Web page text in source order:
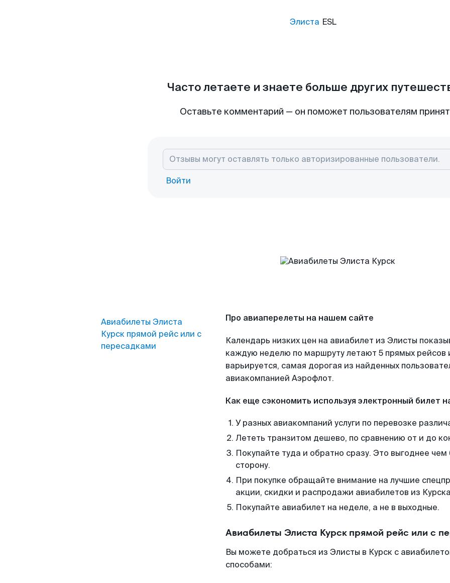
Элиста ESL
Часто летаете и знаете больше других
Оставьте комментарий — он поможет пользователям
Войти
Авиабилеты Элиста
Курск прямой рейс или с
пересадками
Про авиаперелеты на нашем сайте
Календарь низких цен на авиабилет из Элисты
каждую неделю по маршруту летают 5 прямых рейсов
варьируется, самая дорогая из найденных
авиакомпанией Аэрофлот.
Как еще сэкономить используя электронный билет
У разных авиакомпаний услуги по перевозке
Лететь транзитом дешево, по сравнению от и до
Покупайте туда и обратно сразу. Это выгоднее
сторону.
При покупке обращайте внимание на лучшие
акции, скидки и распродажи авиабилетов из
Покупайте авиабилет на неделе, а не в выходные.
Авиабилеты Элиста Курск прямой рейс или с
Вы можете добраться из Элисты в Курск с
способами: